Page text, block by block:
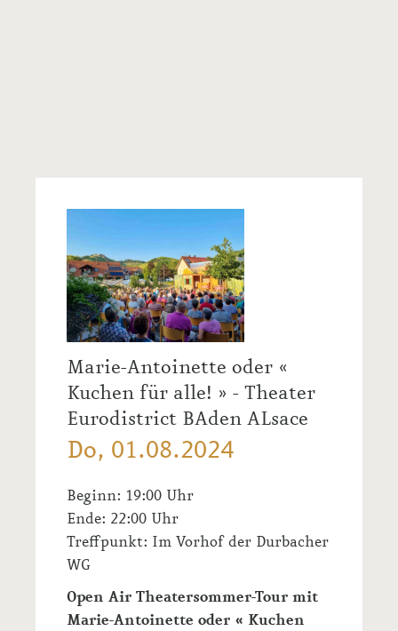
Marie-Antoinette oder «
Kuchen für alle! » - Theater
Eurodistrict BAden ALsace
Do, 01.08.2024
Beginn: 19:00 Uhr
Ende: 22:00 Uhr
Treffpunkt: Im Vorhof der Durbacher
WG
Open Air Theatersommer-Tour mit
Marie-Antoinette oder « Kuchen